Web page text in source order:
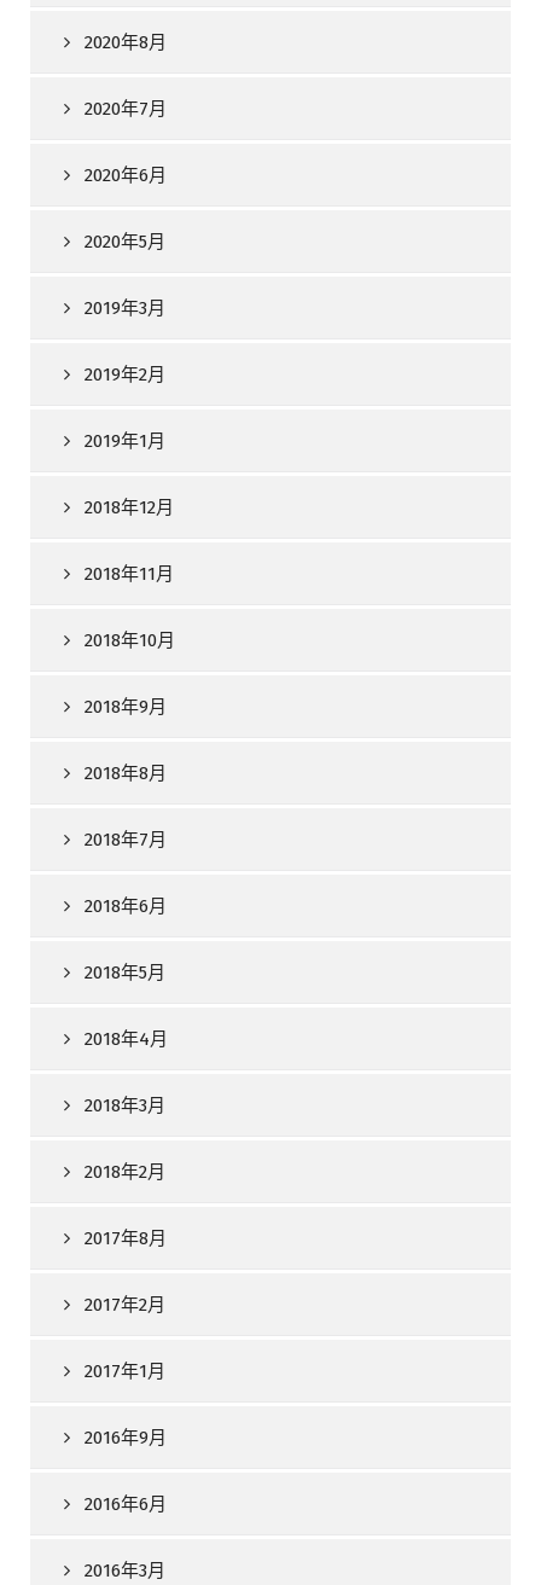
2020年8月
2020年7月
2020年6月
2020年5月
2019年3月
2019年2月
2019年1月
2018年12月
2018年11月
2018年10月
2018年9月
2018年8月
2018年7月
2018年6月
2018年5月
2018年4月
2018年3月
2018年2月
2017年8月
2017年2月
2017年1月
2016年9月
2016年6月
2016年3月